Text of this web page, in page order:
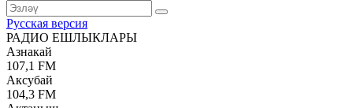
Русская версия
РАДИО ЕШЛЫКЛАРЫ
Азнакай
107,1 FM
Аксубай
104,3 FM